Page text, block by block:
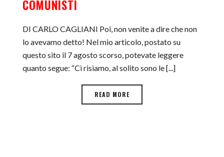
COMUNISTI
DI CARLO CAGLIANI Poi, non venite a dire che non
lo avevamo detto! Nel mio articolo, postato su
questo sito il 7 agosto scorso, potevate leggere
quanto segue: “Ci risiamo, al solito sono le [...]
READ MORE